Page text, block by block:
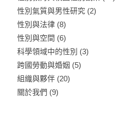
性別氣質與男性研究(2)
性別與法律(8)
性別與空間 (6)
科學領域中的性別 (3)
跨國勞動與婚姻 (5)
組織與夥伴(20)
關於我們 (9)